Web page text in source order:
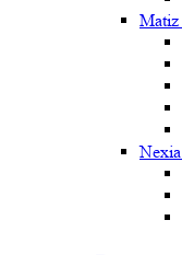
Matiz
Nexia